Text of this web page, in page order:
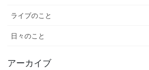
ライブのこと
日々のこと
アーカイブ